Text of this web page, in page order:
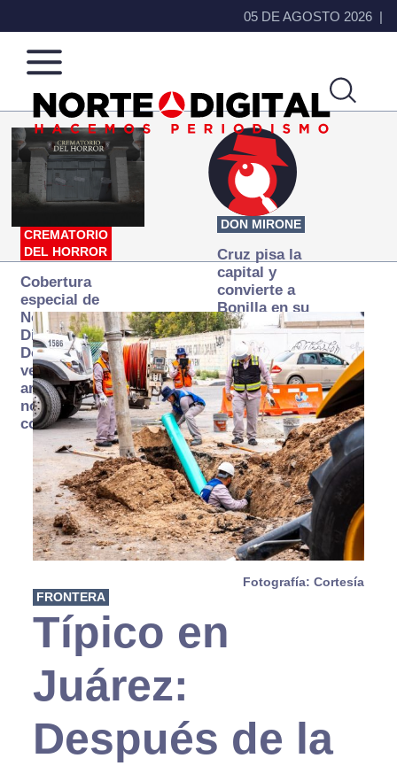
05 DE AGOSTO 2026
Norte
de
Ciudad
Más
que
noticias,
hacemos periodismo
CREMATORIO
DEL HORROR
Cobertura
especial de
Norte
Digital:
Donde la
verdad
arde… pero
no se
consume
DON MIRONE
Cruz pisa la
capital y
convierte a
Bonilla en su
primer blanco
Fotografía: Cortesía
FRONTERA
Típico en
Juárez:
Después de la